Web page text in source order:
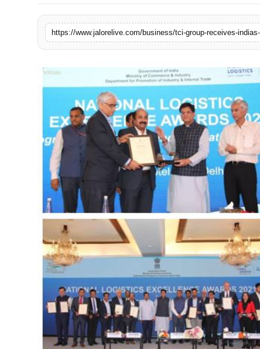
https://www.jalorelive.com/business/tci-group-receives-